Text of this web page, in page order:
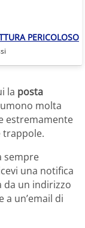
di posta
praticamente
Le soluzioni
questi
la posta
molta
estremamente
trappole.
sempre
una notifica
da un indirizzo
un’email di
PERICOLOSO